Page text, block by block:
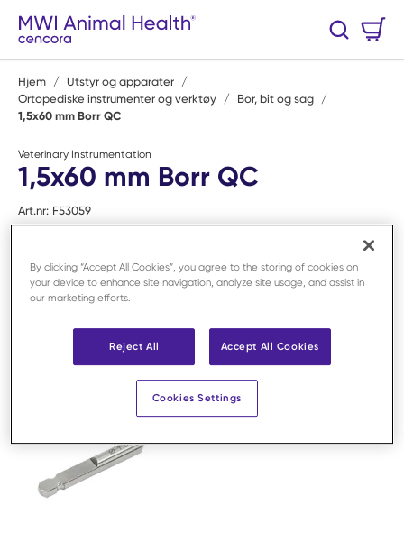
Hopp til hovedinnhold
Søk
Hjem / Utstyr og apparater /
Ortopediske instrumenter og verktøy / Bor, bit og sag /
1,5x60 mm Borr QC
Veterinary Instrumentation
1,5x60 mm Borr QC
Art.nr: F53059
By clicking “Accept All Cookies”, you agree to the storing of cookies on
your device to enhance site navigation, analyze site usage, and assist in
our marketing efforts.
Reject All Accept All Cookies
Cookies Settings